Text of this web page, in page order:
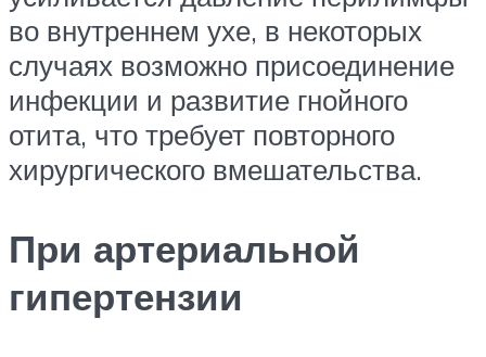
во внутреннем ухе, в некоторых
случаях возможно присоединение
инфекции и развитие гнойного
отита, что требует повторного
хирургического вмешательства.
При артериальной
гипертензии